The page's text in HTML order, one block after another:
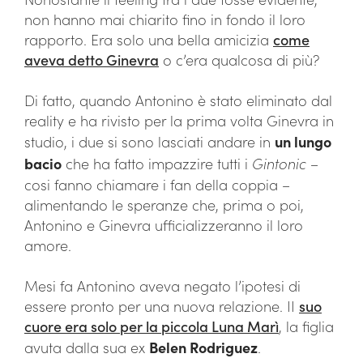
non hanno mai chiarito fino in fondo il loro
rapporto. Era solo una bella amicizia come
aveva detto Ginevra o c’era qualcosa di più?
Di fatto, quando Antonino è stato eliminato dal
reality e ha rivisto per la prima volta Ginevra in
studio, i due si sono lasciati andare in un lungo
bacio che ha fatto impazzire tutti i Gintonic –
cosi fanno chiamare i fan della coppia –
alimentando le speranze che, prima o poi,
Antonino e Ginevra ufficializzeranno il loro
amore.
Mesi fa Antonino aveva negato l’ipotesi di
essere pronto per una nuova relazione. II suo
cuore era solo per la piccola Luna Marì, la figlia
avuta dalla sua ex Belen Rodriguez.